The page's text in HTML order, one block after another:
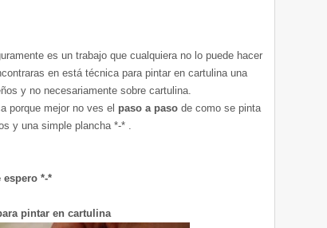
es un trabajo que cualquiera no lo puede hacer
en está técnica para pintar en cartulina una
y no necesariamente sobre cartulina.
porque mejor no ves el paso a paso de como se pinta
y una simple plancha *-* .
espero *-*
pintar en cartulina